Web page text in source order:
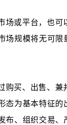
或平台，也
规模将无可
买、出售、
为基本特征
、组织交易